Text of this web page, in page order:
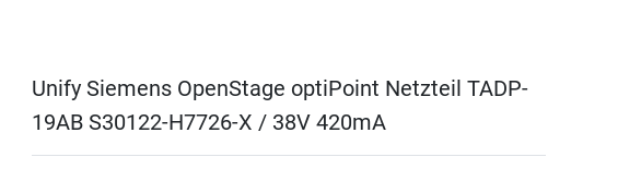
Unify Siemens OpenStage optiPoint Netzteil TADP-
19AB S30122-H7726-X / 38V 420mA